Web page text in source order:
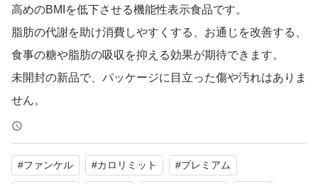
高めのBMIを低下させる機能性表示食品です。
脂肪の代謝を助け消費しやすくする、お通じを改善する、
食事の糖や脂肪の吸収を抑える効果が期待できます。
未開封の新品で、パッケージに目立った傷や汚れはありま
せん。
【ブランド】FANCL (ファンケル)
【商品名】プレミアム カロリミット
#ファンケル #カロリミット #プレミアム